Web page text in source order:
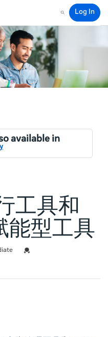
Search
Log In
available in
工具和
能型工具
Credential For Completion